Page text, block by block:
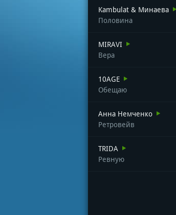
Kambulat & Минаева
Половина
MIRAVI
Вера
10AGE
Обещаю
Анна Немченко
Ретровейв
TRIDA
Ревную